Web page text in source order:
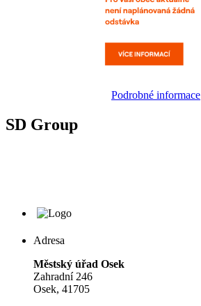
Podrobné informace
SD Group
Adresa
Městský úřad Osek
Zahradní 246
Osek, 41705